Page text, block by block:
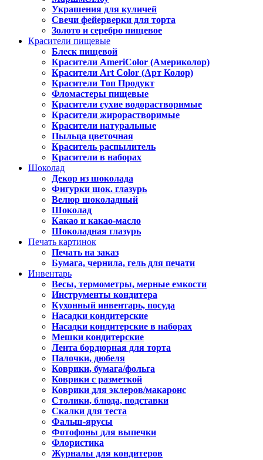
Украшения для куличей
Свечи фейерверки для торта
Золото и серебро пищевое
Красители пищевые
Блеск пищевой
Красители AmeriColor (Америколор)
Красители Art Color (Арт Колор)
Красители Топ Продукт
Фломастеры пищевые
Красители сухие водорастворимые
Красители жирорастворимые
Красители натуральные
Пыльца цветочная
Краситель распылитель
Красители в наборах
Шоколад
Декор из шоколада
Фигурки шок. глазурь
Велюр шоколадный
Шоколад
Какао и какао-масло
Шоколадная глазурь
Печать картинок
Печать на заказ
Бумага, чернила, гель для печати
Инвентарь
Весы, термометры, мерные емкости
Инструменты кондитера
Кухонный инвентарь, посуда
Насадки кондитерские
Насадки кондитерские в наборах
Мешки кондитерские
Лента бордюрная для торта
Палочки, дюбеля
Коврики, бумага/фольга
Коврики с разметкой
Коврики для эклеров/макаронс
Столики, блюда, подставки
Скалки для теста
Фальш-ярусы
Фотофоны для выпечки
Флористика
Журналы для кондитеров